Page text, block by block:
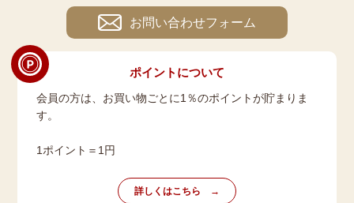
お問い合わせフォーム
ポイントについて
会員の方は、お買い物ごとに1％のポイントが貯まりま
す。
1ポイント＝1円
詳しくはこちら